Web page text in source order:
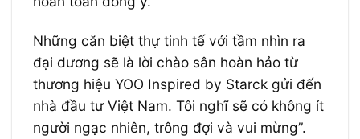
Những căn biệt thự tinh tế với tầm nhìn ra
đại dương sẽ là lời chào sân hoàn hảo từ
thương hiệu YOO Inspired by Starck gửi đến
nhà đầu tư Việt Nam. Tôi nghĩ sẽ có không ít
người ngạc nhiên, trông đợi và vui mừng”.